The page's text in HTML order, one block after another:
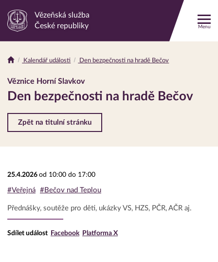
Odkaz
stránku
Vězeňská služba
České republiky
Menu
Drobečková
navigace
Kalendář události Den bezpečnosti na hradě Bečov
Věznice Horní Slavkov
Den bezpečnosti na hradě Bečov
Zpět na titulní stránku
25.4.2026 od 10:00 do 17:00
#Veřejná #Bečov nad Teplou
Přednášky, soutěže pro děti, ukázky VS, HZS, PČR, AČR aj.
Sdílet událost Facebook Platforma X